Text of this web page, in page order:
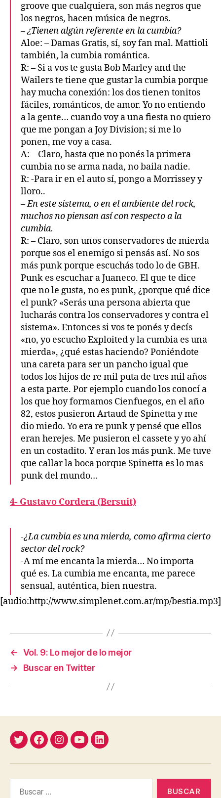
groove que cualquiera, son más negros que
los negros, hacen música de negros.
– ¿Tienen algún referente en la cumbia?
Aloe: – Damas Gratis, sí, soy fan mal. Mattioli
también, la cumbia romántica.
R: – Si a vos te gusta Bob Marley and the
Wailers te tiene que gustar la cumbia porque
hay mucha conexión: los dos tienen tonitos
fáciles, románticos, de amor. Yo no entiendo
a la gente… cuando voy a una fiesta no quiero
que me pongan a Joy Division; si me lo
ponen, me voy a casa.
A: – Claro, hasta que no ponés la primera
cumbia no se arma nada, no baila nadie.
R: -Para ir en el auto sí, pongo a Morrissey y
lloro..
– En este sistema, o en el ambiente del rock,
muchos no piensan así con respecto a la
cumbia.
R: – Claro, son unos conservadores de mierda
porque sos el enemigo si pensás así. No sos
más punk porque escuchás todo lo de GBH.
Punk es escuchar a Juaneco. El que te dice
que no le gusta, no es punk, ¿porque qué dice
el punk? «Serás una persona abierta que
lucharás contra los conservadores y contra el
sistema». Entonces si vos te ponés y decís
«no, yo escucho Exploited y la cumbia es una
mierda», ¿qué estas haciendo? Poniéndote
una careta para ser un pancho igual que
todos los hijos de re mil puta de tres mil años
a esta parte. Por ejemplo cuando los conocí a
los que hoy formamos Cienfuegos, en el año
82, estos pusieron Artaud de Spinetta y me
dio miedo. Yo era re punk y pensé que ellos
eran herejes. Me pusieron el cassete y yo ahí
en un costadito. Y eran los más punk. Me tuve
que callar la boca porque Spinetta es lo mas
punk del mundo…
4- Gustavo Cordera (Bersuit)
-¿La cumbia es una mierda, como afirma cierto
sector del rock?
-A mí me encanta la mierda… No importa
qué es. La cumbia me encanta, me parece
sensual, auténtica, bien nuestra.
[audio:http://www.simplenet.com.ar/mp/bestia.mp3]
← Vol. 9: Lo mejor de lo mejor
→
Buscar en Twitter
TwitterFacebookInstagram
YouTubeLinkedin